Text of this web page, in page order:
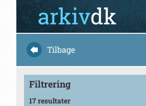
Tilbage
Filtrering
17 resultater